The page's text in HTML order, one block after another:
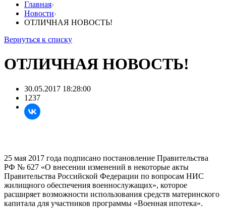
Главная
Новости
ОТЛИЧНАЯ НОВОСТЬ!
Вернуться к списку
ОТЛИЧНАЯ НОВОСТЬ!
30.05.2017 18:28:00
1237
25 мая 2017 года подписано постановление Правительства
РФ № 627 «О внесении изменений в некоторые акты
Правительства Российской Федерации по вопросам НИС
жилищного обеспечения военнослужащих», которое
расширяет возможности использования средств материнского
капитала для участников программы «Военная ипотека».